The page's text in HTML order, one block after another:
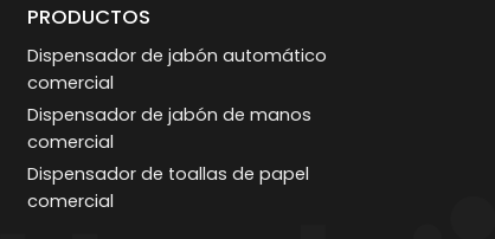
PRODUCTOS
Dispensador de jabón automático
comercial
Dispensador de jabón de manos
comercial
Dispensador de toallas de papel
comercial